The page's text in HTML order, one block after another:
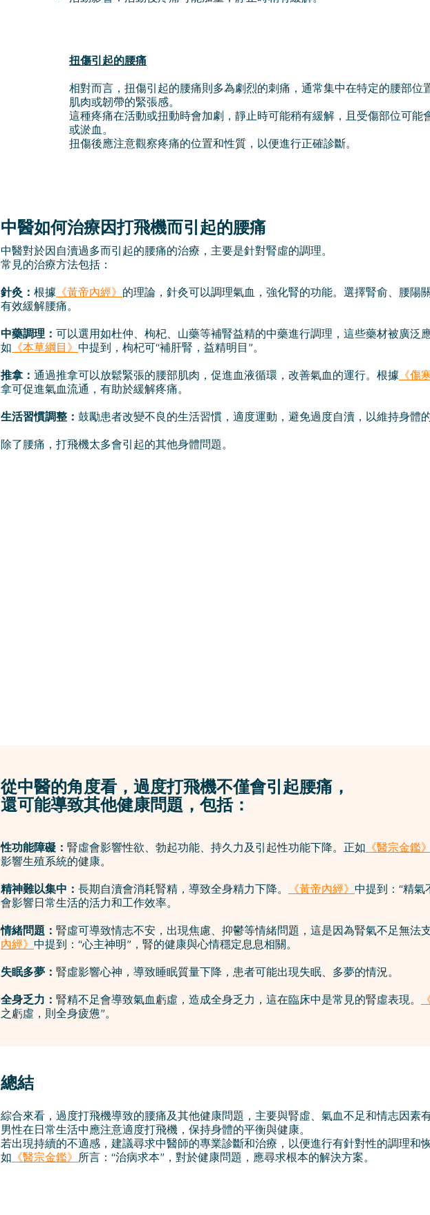
扭傷引起的腰痛
相對而言，扭傷引起的腰痛則多為劇烈的刺痛，通常集中在特定的腰部位
肌肉或韌帶的緊張感。
這種疼痛在活動或扭動時會加劇，靜止時可能稍有緩解，且受傷部位可能
或淤血。
扭傷後應注意觀察疼痛的位置和性質，以便進行正確診斷。
中醫如何治療因打飛機而引起的腰痛
中醫對於因自瀆過多而引起的腰痛的治療，主要是針對腎虛的調理。
常見的治療方法包括：
針灸： 根據 《黃帝內經》 的理論，針灸可以調理氣血，強化腎的功能。選擇腎俞、腰陽
有效緩解腰痛。
中藥調理： 可以選用如杜仲、枸杞、山藥等補腎益精的中藥進行調理，這些藥材被廣泛
如 《本草綱目》 中提到，枸杞可“補肝腎，益精明目”。
推拿： 通過推拿可以放鬆緊張的腰部肌肉，促進血液循環，改善氣血的運行。根據 《傷
拿可促進氣血流通，有助於緩解疼痛。
生活習慣調整： 鼓勵患者改變不良的生活習慣，適度運動，避免過度自瀆，以維持身體的
除了腰痛，打飛機太多會引起的其他身體問題。
從中醫的角度看，過度打飛機不僅會引起腰痛，
還可能導致其他健康問題，包括：
性功能障礙： 腎虛會影響性欲、勃起功能、持久力及引起性功能下降。正如 《醫宗金鑑》
影響生殖系統的健康。
精神難以集中： 長期自瀆會消耗腎精，導致全身精力下降。 《黃帝內經》 中提到：“精氣
會影響日常生活的活力和工作效率。
情緒問題： 腎虛可導致情志不安，出現焦慮、抑鬱等情緒問題，這是因為腎氣不足無法
內經》 中提到：“心主神明”，腎的健康與心情穩定息息相關。
失眠多夢： 腎虛影響心神，導致睡眠質量下降，患者可能出現失眠、多夢的情況。
全身乏力： 腎精不足會導致氣血虧虛，造成全身乏力，這在臨床中是常見的腎虛表現。
之虧虛，則全身疲憊”。
總結
綜合來看，過度打飛機導致的腰痛及其他健康問題，主要與腎虛、氣血不足和情志因素有
男性在日常生活中應注意適度打飛機，保持身體的平衡與健康。
若出現持續的不適感，建議尋求中醫師的專業診斷和治療，以便進行有針對性的調理和恢
如 《醫宗金鑑》 所言：“治病求本”，對於健康問題，應尋求根本的解決方案。